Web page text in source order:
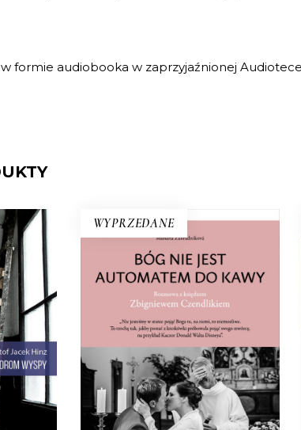
formie audiobooka w zaprzyjaźnionej
i
w
WYPRZEDANE
BÓG NIE JEST
AUTOMATEM DO KAWY.
ROZMOWA Z KSIĘDZEM
ZBIGNIEWEM
CZENDLIKIEM
Ksiądz Zbigniew Czendlik mówi,
co myśli, nie chodzi w sutannie
ani koloratce, a poranne msze
przeniósł na dziewiątą, bo kto by